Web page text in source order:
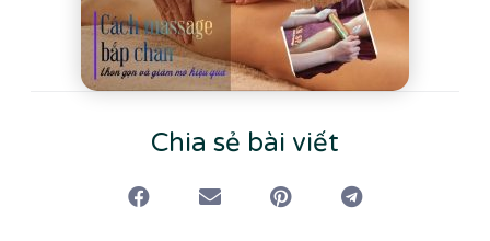
Chia sẻ bài viết